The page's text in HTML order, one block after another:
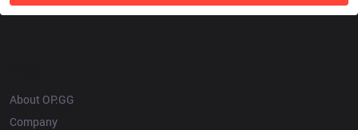
About OP.GG
Company